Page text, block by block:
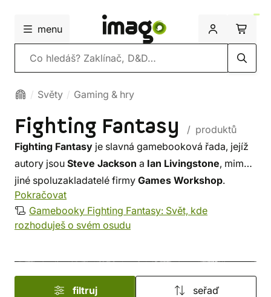
menu
Vyhledávání
Světy Gaming & hry
Fighting Fantasy
/ produktů
Fighting Fantasy je slavná gamebooková řada, jejíž
autory jsou Steve Jackson a Ian Livingstone, mimo
jiné spoluzakladatelé firmy Games Workshop.
Mottem série Fighting Fantasy je: "TY sám rozhodneš,
kterými stezkami se vydáš, kterým nebezpečím
Do dnešního dne vyšlo přes 60 knih v žánru fantasy,
Pokračovat
Gamebooky Fighting Fantasy: Svět, kde
rozhoduješ o svém osudu
filtruj seřaď